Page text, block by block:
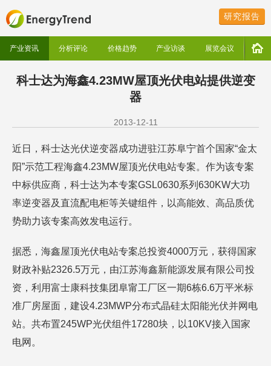
研究报告
产业资讯 分析评论 价格趋势 产业访谈 展览会议
科士达为海鑫4.23MW屋顶光伏电站提供逆变
器
2013-12-11
近日，科士达光伏逆变器成功进驻江苏阜宁首个国家“金太
阳”示范工程海鑫4.23MW屋顶光伏电站专案。作为该专案
中标供应商，科士达为本专案GSL0630系列630KW大功
率逆变器及直流配电柜等关键组件，以高能效、高品质优
势助力该专案高效发电运行。
据悉，海鑫屋顶光伏电站专案总投资4000万元，获得国家
财政补贴2326.5万元，由江苏海鑫新能源发展有限公司投
资，利用富士康科技集团阜甯工厂区一期6栋6.6万平米标
准厂房屋面，建设4.23MWP分布式晶硅太阳能光伏并网电
站。共布置245WP光伏组件17280块，以10KV接入国家
电网。